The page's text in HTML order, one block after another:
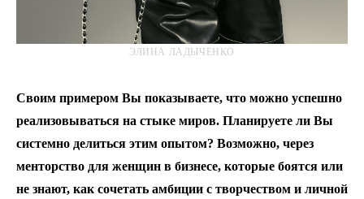
ЭЛИНА ЛАДЫЧЕНКО
Своим примером Вы показываете, что можно успешно
реализовываться на стыке миров. Планируете ли Вы
системно делиться этим опытом? Возможно, через
менторство для женщин в бизнесе, которые боятся или
не знают, как сочетать амбиции с творчеством и личной